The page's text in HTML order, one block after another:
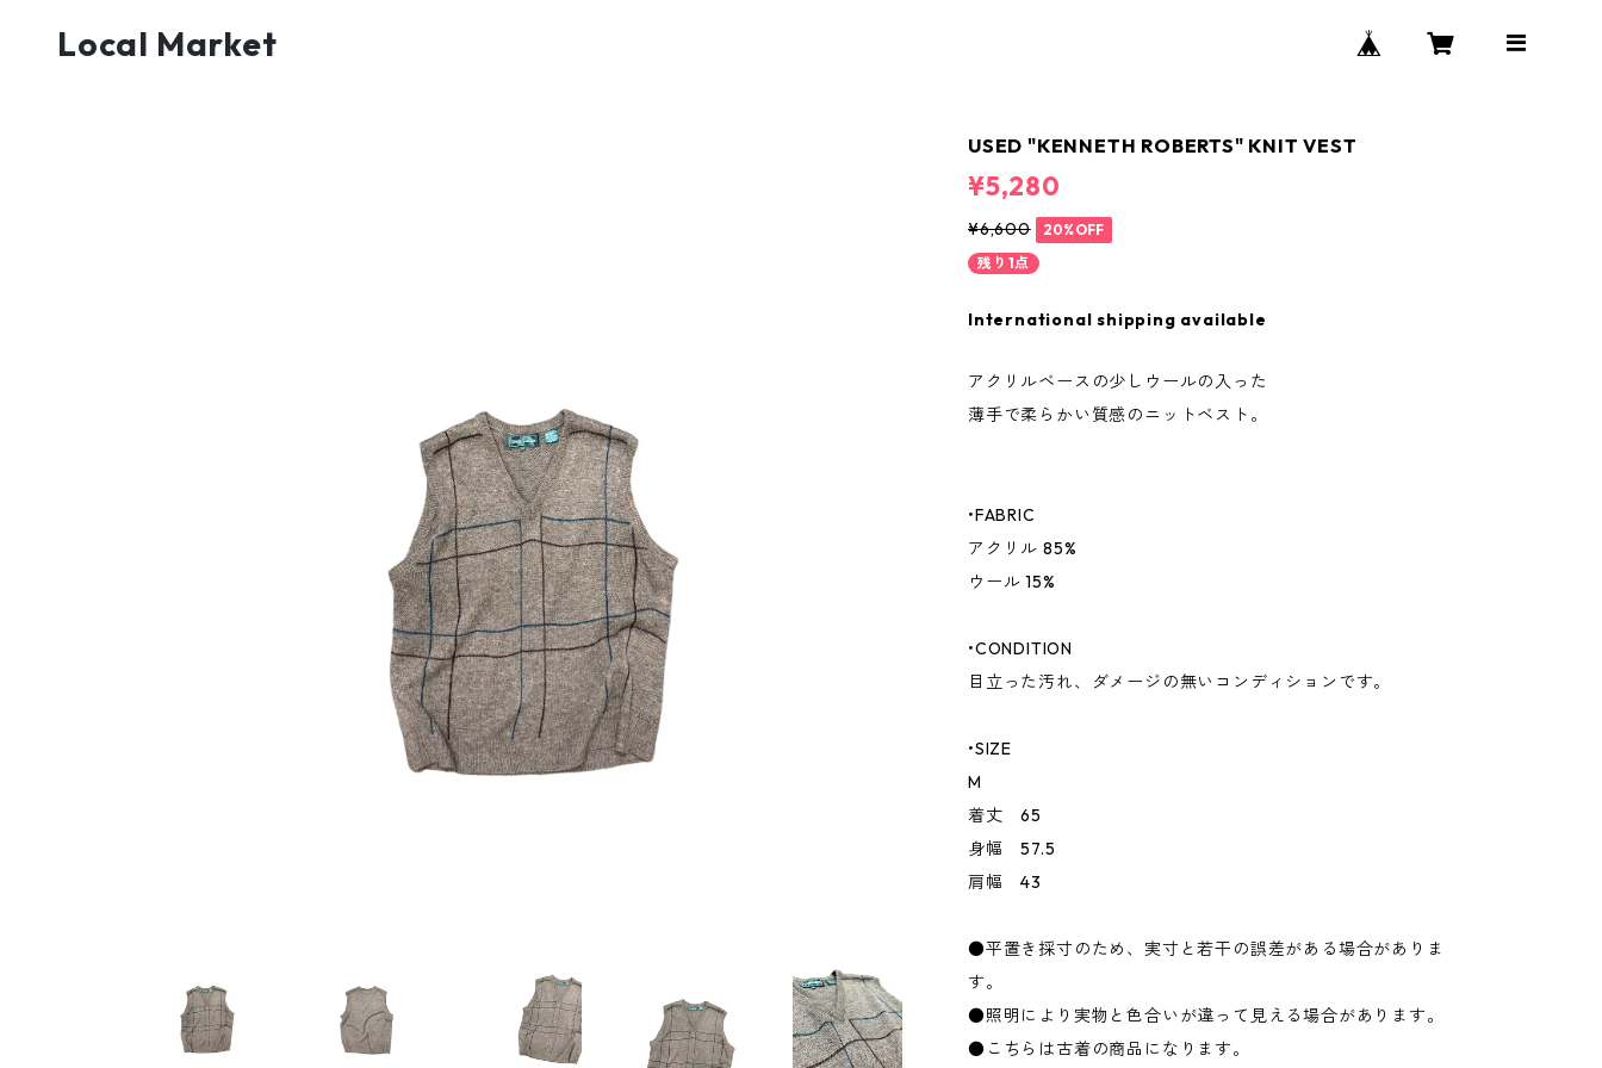
Local Market
USED "KENNETH ROBERTS" KNIT VEST
¥5,280
¥6,600
20%OFF
残り1点
International shipping available
アクリルベースの少しウールの入った
薄手で柔らかい質感のニットベスト。
•FABRIC
アクリル 85%
ウール 15%
•CONDITION
目立った汚れ、ダメージの無いコンディションです。
•SIZE
M
着丈 65
身幅 57.5
肩幅 43
●平置き採寸のため、実寸と若干の誤差がある場合がありま
す。
●照明により実物と色合いが違って見える場合があります。
●こちらは古着の商品になります。